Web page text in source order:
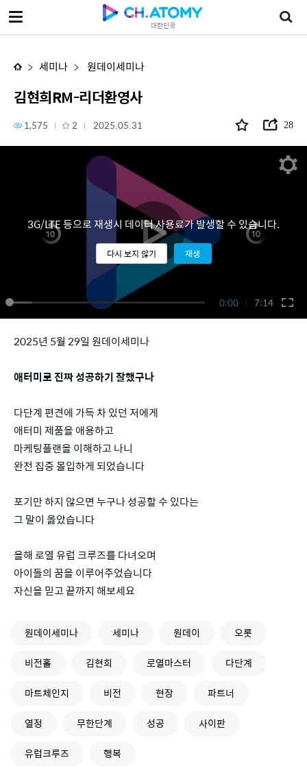
대한민국
김현희RM-리더환영사
세미나 원데이세미나
김현희RM-리더환영사
1,575 2 2025.05.31 28
0:00 7:14
3G/LTE 등으로 재생시 데이터 사용료가 발생할 수 있습니다.
다시 보지 않기 재생
2025년 5월 29일 원데이세미나
애터미로 진짜 성공하기 잘했구나
다단계 편견에 가득 차 있던 저에게
애터미 제품을 애용하고
마케팅플랜을 이해하고 나니
완전 집중 몰입하게 되었습니다
포기만 하지 않으면 누구나 성공할 수 있다는
그 말이 옳았습니다
올해 로열 유럽 크루즈를 다녀오며
아이들의 꿈을 이루어주었습니다
자신을 믿고 끝까지 해보세요
원데이세미나 세미나 원데이
오롯
비전홀
김현희 로열마스터
다단계
마트체인지
비전 현장
파트너
열정
무한단계 성공
사이판
유럽크루즈
행복